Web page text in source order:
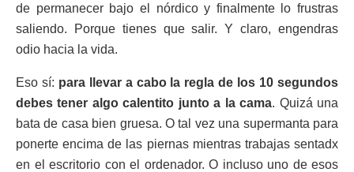
de permanecer bajo el nórdico y finalmente lo frustras
saliendo. Porque tienes que salir. Y claro, engendras
odio hacia la vida.
Eso sí: para llevar a cabo la regla de los 10 segundos
debes tener algo calentito junto a la cama. Quizá una
bata de casa bien gruesa. O tal vez una supermanta para
ponerte encima de las piernas mientras trabajas sentadx
en el escritorio con el ordenador. O incluso uno de esos